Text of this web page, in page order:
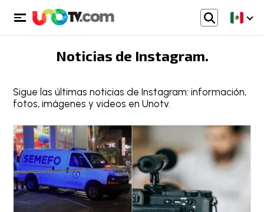
Noticias de Instagram.
Sigue las últimas noticias de Instagram: información,
fotos, imágenes y videos en Unotv.